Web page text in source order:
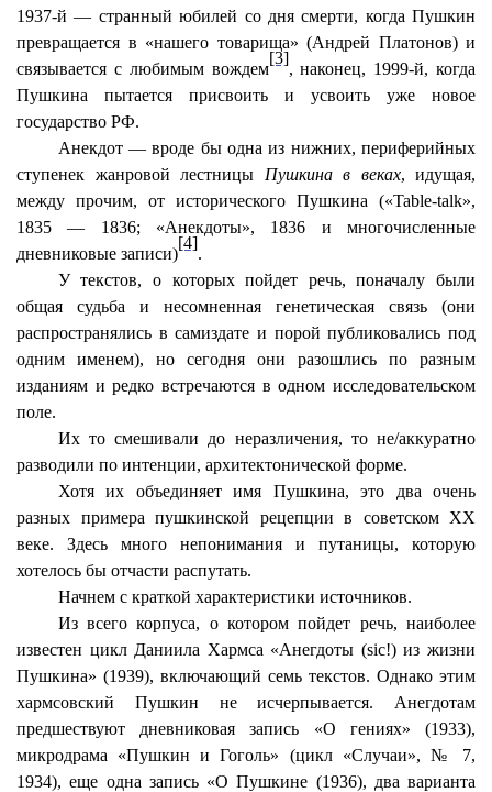
1937-й — странный юбилей со дня смерти, когда Пушкин
превращается в «нашего товарища» (Андрей Платонов) и
связывается с любимым вождем
[3]
, наконец, 1999-й, когда
Пушкина пытается присвоить и усвоить уже новое
государство РФ.
Анекдот — вроде бы одна из нижних, периферийных
ступенек жанровой лестницы Пушкина в веках, идущая,
между прочим, от исторического Пушкина («Table-talk»,
1835 — 1836; «Анекдоты», 1836 и многочисленные
дневниковые записи)
[4]
.
У текстов, о которых пойдет речь, поначалу были
общая судьба и несомненная генетическая связь (они
распространялись в самиздате и порой публиковались под
одним именем), но сегодня они разошлись по разным
изданиям и редко встречаются в одном исследовательском
поле.
Их то смешивали до неразличения, то не/аккуратно
разводили по интенции, архитектонической форме.
Хотя их объединяет имя Пушкина, это два очень
разных примера пушкинской рецепции в советском ХХ
веке. Здесь много непонимания и путаницы, которую
хотелось бы отчасти распутать.
Начнем с краткой характеристики источников.
Из всего корпуса, о котором пойдет речь, наиболее
известен цикл Даниила Хармса «Анегдоты (sic!) из жизни
Пушкина» (1939), включающий семь текстов. Однако этим
хармсовский Пушкин не исчерпывается. Анегдотам
предшествуют дневниковая запись «О гениях» (1933),
микродрама «Пушкин и Гоголь» (цикл «Случаи», № 7,
1934), еще одна запись «О Пушкине (1936), два варианта